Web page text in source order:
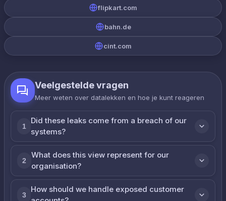
flipkart.com
bahn.de
cint.com
Veelgestelde vragen
Meer weten over datalekken en hoe je kunt reageren
1
Did these leaks come from a breach of our
systems?
2
What does this view represent for our
organisation?
3
How should we handle exposed customer